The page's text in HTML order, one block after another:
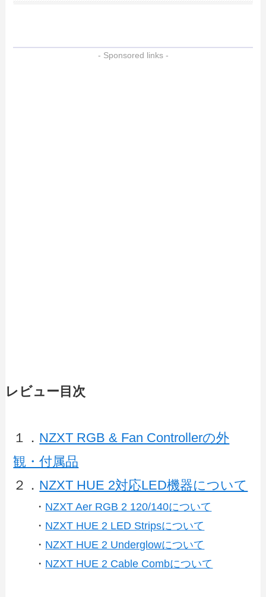
- Sponsored links -
レビュー目次
１． NZXT RGB & Fan Controllerの外
観・付属品
２． NZXT HUE 2対応LED機器について
・ NZXT Aer RGB 2 120/140について
・ NZXT HUE 2 LED Stripsについて
・ NZXT HUE 2 Underglowについて
・ NZXT HUE 2 Cable Combについて